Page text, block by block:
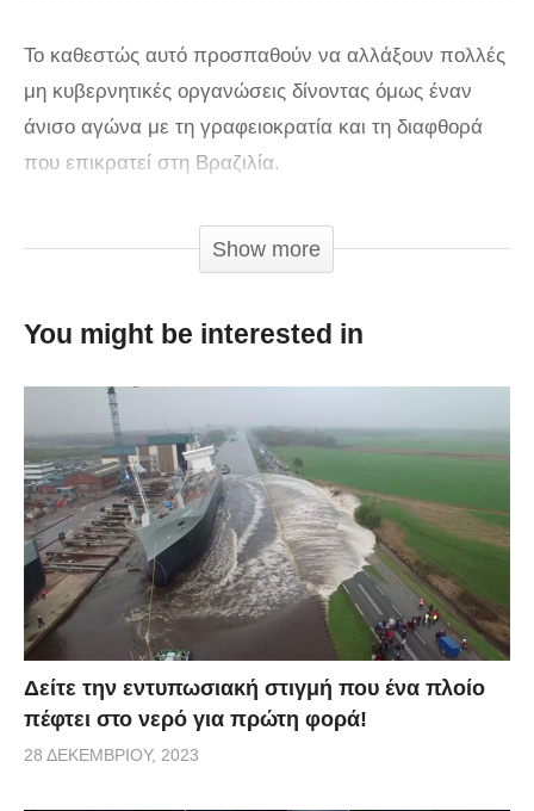
Το καθεστώς αυτό προσπαθούν να αλλάξουν πολλές
μη κυβερνητικές οργανώσεις δίνοντας όμως έναν
άνισο αγώνα με τη γραφειοκρατία και τη διαφθορά
που επικρατεί στη Βραζιλία.
Show more
You might be interested in
Δείτε την εντυπωσιακή στιγμή που ένα πλοίο
πέφτει στο νερό για πρώτη φορά!
28 ΔΕΚΕΜΒΡΊΟΥ, 2023